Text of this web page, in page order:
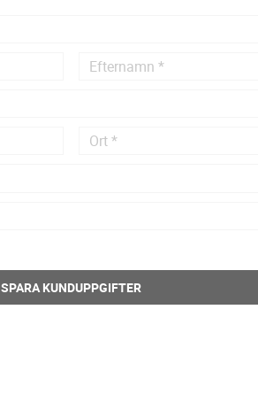
SPARA KUNDUPPGIFTER